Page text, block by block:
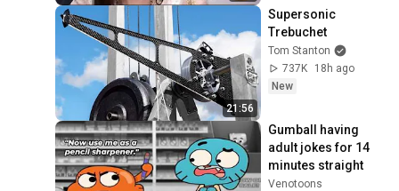
21:56
Supersonic
Trebuchet
Tom Stanton
737K
18h ago
New
Gumball having
adult jokes for 14
minutes straight
Venotoons